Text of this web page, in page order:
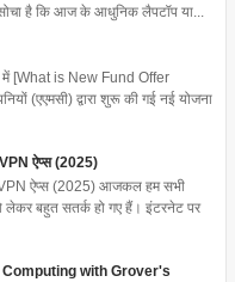
है कि आज के आधुनिक लैपटॉप या...
[What is New Fund Offer
(एएमसी) द्वारा शुरू की गई नई योजना
ऐप्स (2025)
ऐप्स (2025) आजकल हम सभी
लेकर बहुत सतर्क हो गए हैं। इंटरनेट पर
Computing with Grover's